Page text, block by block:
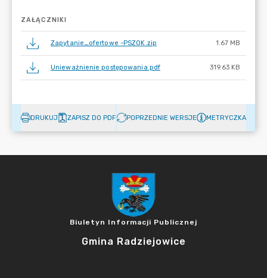
ZAŁĄCZNIKI
Zapytanie_ofertowe -PSZOK.zip 1.67 MB
Unieważnienie postępowania.pdf 319.63 KB
DRUKUJ ZAPISZ DO PDF POPRZEDNIE WERSJE METRYCZKA
Biuletyn Informacji Publicznej
Gmina Radziejowice